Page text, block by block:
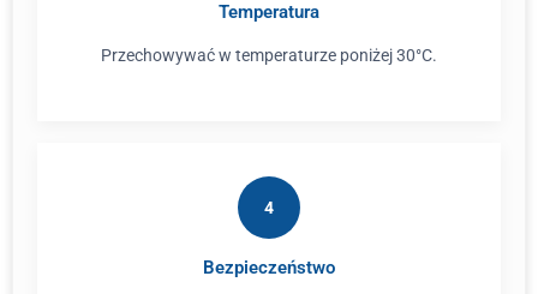
Temperatura
Przechowywać w temperaturze poniżej 30°C.
4
Bezpieczeństwo